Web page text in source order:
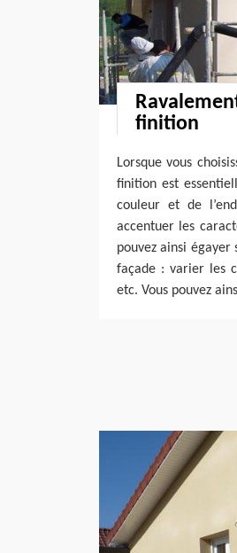
finition
Lorsque vous
finition est
couleur et de
accentuer les
pouvez ainsi
façade : varier les
etc. Vous pouvez